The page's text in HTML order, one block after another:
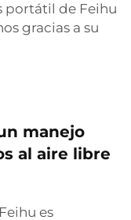
portátil de Feihu
gracias a su
manejo
al aire libre
es